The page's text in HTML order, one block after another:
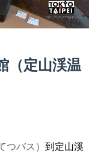
（定山渓温
バス） 到定山溪